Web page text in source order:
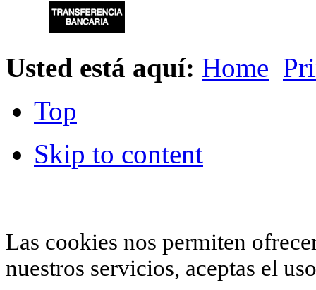
Usted está aquí: Home
Top
Skip to content
Las cookies nos permiten
nuestros servicios, aceptas el